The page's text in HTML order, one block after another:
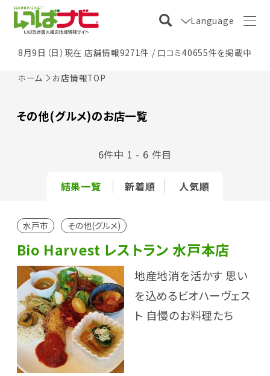
Language
8月9日（日）現在 店舗情報9271件 / 口コミ40655件を掲載中
ホーム お店情報TOP
その他(グルメ)のお店一覧
結果一覧 新着順 人気順
6件中 1 - 6 件目
水戸市 その他(グルメ)
Bio Harvest レストラン 水戸本店
地産地消を活かす 思い
を込めるビオハーヴェス
ト 自慢のお料理たち